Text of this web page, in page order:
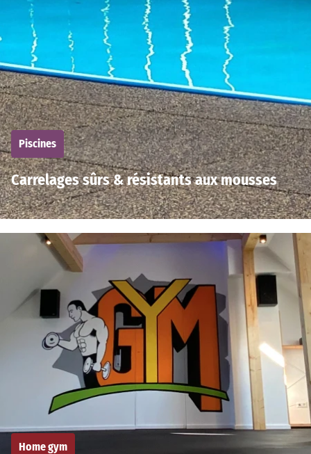
Piscines
Carrelages sûrs & résistants aux mousses
Home gym